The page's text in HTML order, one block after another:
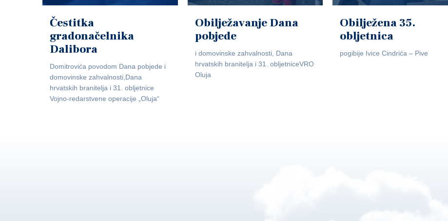
Čestitka
gradonačelnika
Dalibora
Domitrovića povodom Dana pobjede i
domovinske zahvalnosti,Dana
hrvatskih branitelja i 31. obljetnice
Vojno-redarstvene operacije „Oluja“
Obilježavanje Dana
pobjede
i domovinske zahvalnosti, Dana
hrvatskih branitelja i 31. obljetniceVRO
Oluja
Obilježena 35.
obljetnica
pogibije Ivice Cindrića – Pive